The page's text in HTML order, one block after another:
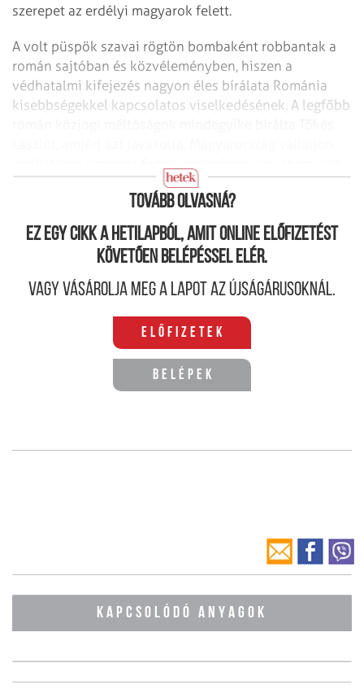
szerepet az erdélyi magyarok felett.
A volt püspök szavai rögtön bombaként robbantak a
román sajtóban és közvéleményben, hiszen a
védhatalmi kifejezés nagyon éles bírálata Románia
kisebbségekkel kapcsolatos viselkedésének. A legfőbb
Ausztria tette Dél-Tirol esetében.
Tovább olvasná?
Ez egy cikk a hetilapból, amit online előfizetést
követően belépéssel elér.
Vagy vásárolja meg a lapot az újságárusoknál.
Előfizetek
Belépek
KAPCSOLÓDÓ ANYAGOK